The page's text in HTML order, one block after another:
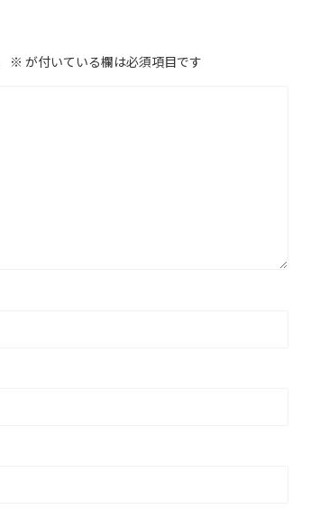
※ が付いている欄は必須項目です